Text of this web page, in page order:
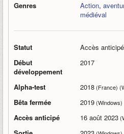
Genres
Action,
médiéval
Statut
Accès anticipé
Début
développement
2017
Alpha-test 2018(France)
Bêta fermée 2019(Windows)
Accès anticipé 16 août 2023